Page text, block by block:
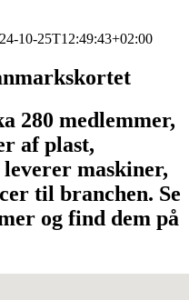
10-25T12:49:43+02:00
280 medlemmer,
af plast,
maskiner,
til branchen. Se
og find dem på